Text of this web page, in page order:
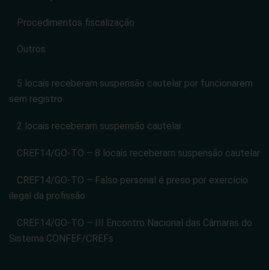
Procedimentos fiscalização
Outros
5 locais receberam suspensão cautelar por funcionarem
sem registro
2 locais receberam suspensão cautelar
CREF14/GO-TO – 8 locais receberam suspensão cautelar
CREF14/GO-TO – Falso personal é preso por exercício
ilegal da profissão
CREF14/GO-TO – III Encontro Nacional das Câmaras do
Sistema CONFEF/CREFs